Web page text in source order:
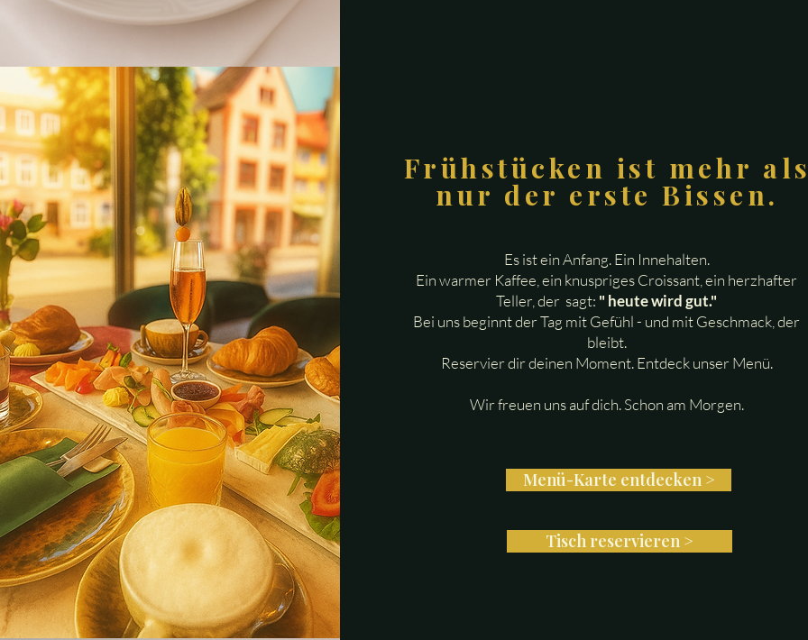
Frühstücken ist mehr
nur der erste Bissen.
Es ist ein Anfang. Ein Innehalten.
Ein warmer Kaffee, ein knuspriges Croissant, ein herzhafter
Teller, der sagt: " heute wird gut."
Bei uns beginnt der Tag mit Gefühl - und mit Geschmack, der
bleibt.
Reservier dir deinen Moment. Entdeck unser Menü.
Wir freuen uns auf dich. Schon am Morgen.
Menü-Karte entdecken >
Tisch reservieren >